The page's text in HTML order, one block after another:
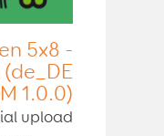
5x8 -
(de_DE
1.0.0)
upload